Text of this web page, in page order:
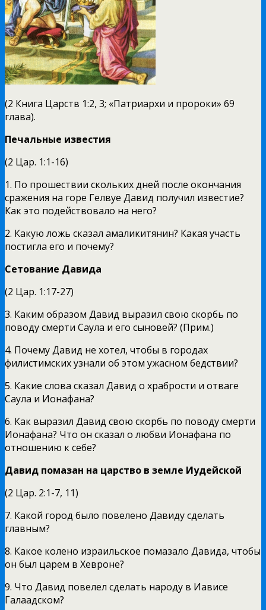
(2 Книга Царств 1:2, 3; «Патриархи и пророки» 69
глава).
Печальные известия
(2 Цар. 1:1-16)
1. По прошествии скольких дней после окончания
сражения на горе Гелвуе Давид получил известие?
Как это подейство­вало на него?
2. Какую ложь сказал амаликитянин? Какая участь
постигла его и почему?
Сетование Давида
(2 Цар. 1:17-27)
3. Каким образом Давид выразил свою скорбь по
поводу смерти Саула и его сыновей? (Прим.)
4. Почему Давид не хотел, чтобы в городах
филистимских узнали об этом ужасном бедствии?
5. Какие слова сказал Давид о храбрости и отваге
Саула и Ионафана?
6. Как выразил Давид свою скорбь по поводу смерти
Иона­фана? Что он сказал о любви Ионафана по
отношению к себе?
Давид помазан на царство в земле Иудейской
(2 Цар. 2:1-7, 11)
7. Какой город было повелено Давиду сделать
главным?
8. Какое колено израильское помазало Давида, чтобы
он был царем в Хевроне?
9. Что Давид повелел сделать народу в Иависе
Галаадском?